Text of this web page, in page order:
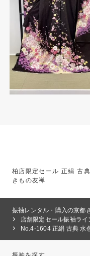
柏店限定セール 正絹 古
きもの友禅
振袖レンタル・購入の京都
店舗限定セール振袖ライ
No.4-1604 正絹 古典 水
振袖を探す